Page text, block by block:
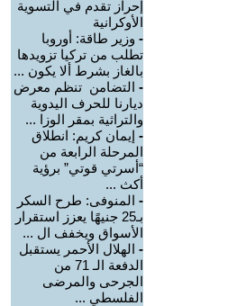
إحراز تقدم في التسوية
الأوكرانية
- وزير طاقة: أوروبا
تطلب من تركيا تزويدها
بالغاز بشرط ألا يكون ...
- التضامن تنظم معرض
ديارنا للحرف اليدوية
والتراثية بمقر الوزا ...
- إيمان كريم: انطلاق
المرحلة الرابعة من
“أسرتي قوتي” برؤية
أكث ...
- المنوفى: طرح السكر
بـ25 جنيهًا يعزز استقرار
الأسواق ويخفف ال ...
- الهلال الأحمر يستقبل
الدفعة الـ 71 من
الجرحى والمرضى
الفلسطي ...